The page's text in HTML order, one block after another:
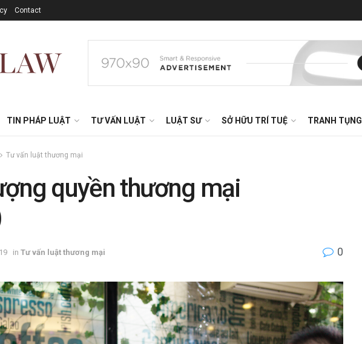
Contact
TIN PHÁP LUẬT TƯ VẤN LUẬT LUẬT SƯ SỞ HỮU TRÍ TUỆ TRANH TỤNG
Tư vấn luật thương mại
quyền thương mại
in Tư vấn luật thương mại 0